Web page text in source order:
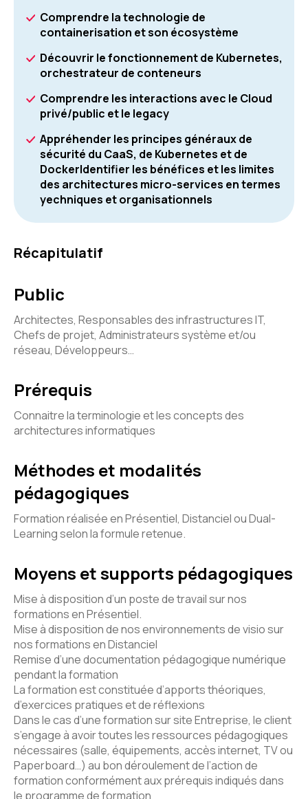
Comprendre la technologie de
containerisation et son écosystème
Découvrir le fonctionnement de Kubernetes,
orchestrateur de conteneurs
Comprendre les interactions avec le Cloud
privé/public et le legacy
Appréhender les principes généraux de
sécurité du CaaS, de Kubernetes et de
DockerIdentifier les bénéfices et les limites
des architectures micro-services en termes
yechniques et organisationnels
Récapitulatif
Public
Architectes, Responsables des infrastructures IT,
Chefs de projet, Administrateurs système et/ou
réseau, Développeurs…
Prérequis
Connaitre la terminologie et les concepts des
architectures informatiques
Méthodes et modalités
pédagogiques
Formation réalisée en Présentiel, Distanciel ou Dual-
Learning selon la formule retenue.
Moyens et supports pédagogiques
Mise à disposition d’un poste de travail sur nos
formations en Présentiel.
Mise à disposition de nos environnements de visio sur
nos formations en Distanciel
Remise d’une documentation pédagogique numérique
pendant la formation
La formation est constituée d’apports théoriques,
d’exercices pratiques et de réflexions
Dans le cas d’une formation sur site Entreprise, le client
s’engage à avoir toutes les ressources pédagogiques
nécessaires (salle, équipements, accès internet, TV ou
Paperboard…) au bon déroulement de l’action de
formation conformément aux prérequis indiqués dans
le programme de formation